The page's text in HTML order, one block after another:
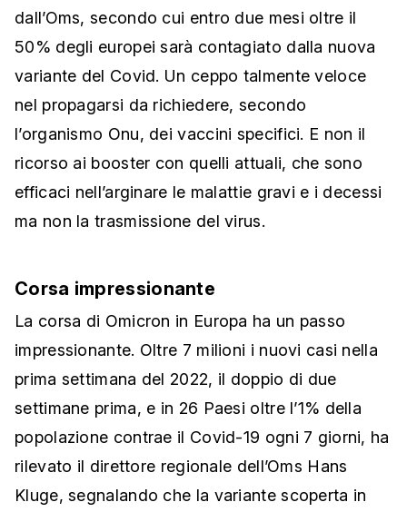
dall’Oms, secondo cui entro due mesi oltre il
50% degli europei sarà contagiato dalla nuova
variante del Covid. Un ceppo talmente veloce
nel propagarsi da richiedere, secondo
l’organismo Onu, dei vaccini specifici. E non il
ricorso ai booster con quelli attuali, che sono
efficaci nell’arginare le malattie gravi e i decessi
ma non la trasmissione del virus.
Corsa impressionante
La corsa di Omicron in Europa ha un passo
impressionante. Oltre 7 milioni i nuovi casi nella
prima settimana del 2022, il doppio di due
settimane prima, e in 26 Paesi oltre l’1% della
popolazione contrae il Covid-19 ogni 7 giorni, ha
rilevato il direttore regionale dell’Oms Hans
Kluge, segnalando che la variante scoperta in